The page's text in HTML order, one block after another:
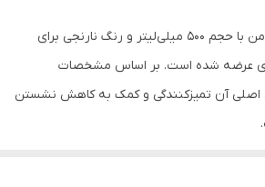
شیشه پاک‌کن رایت تاپ من با حجم 500 میلی‌لیتر و رنگ نارنجی برای
عرضه شده است. بر اساس مشخصات
آن تمیزکنندگی و کمک به کاهش نشستن